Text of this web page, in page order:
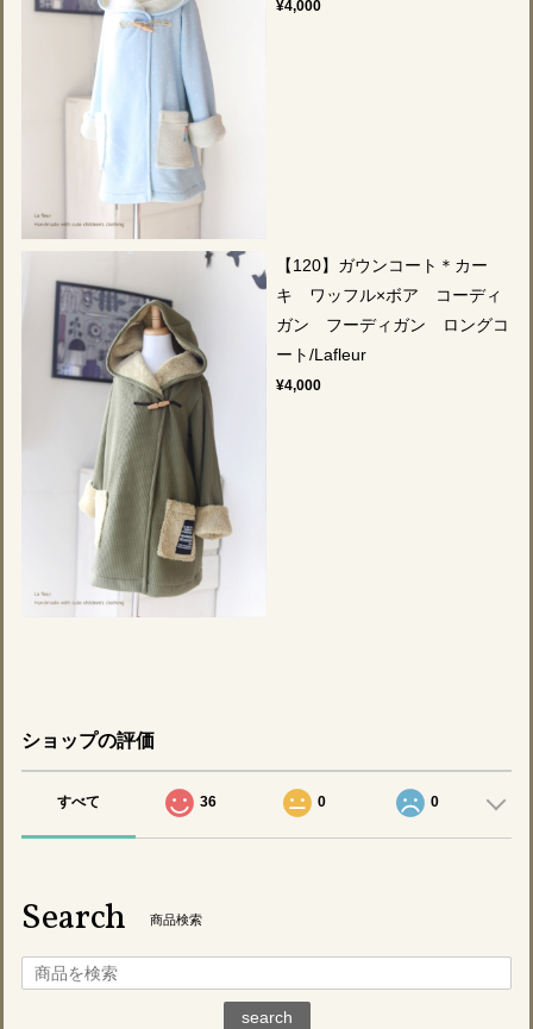
¥4,000
【120】ガウンコート＊カー
キ ワッフル×ボア コーディ
ガン フーディガン ロングコ
ート/Lafleur
¥4,000
ショップの評価
すべて 36 0 0
Search 商品検索
search